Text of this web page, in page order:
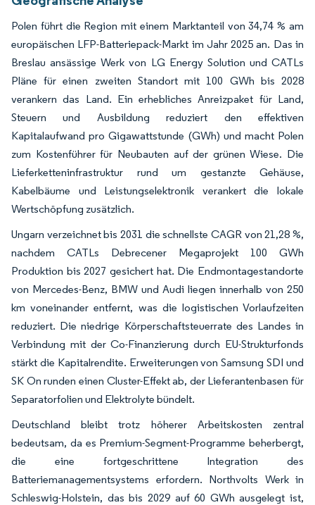
Polen führt die Region mit einem Marktanteil von 34,74 % am
europäischen LFP-Batteriepack-Markt im Jahr 2025 an. Das in
Breslau ansässige Werk von LG Energy Solution und CATLs
Pläne für einen zweiten Standort mit 100 GWh bis 2028
verankern das Land. Ein erhebliches Anreizpaket für Land,
Steuern und Ausbildung reduziert den effektiven
Kapitalaufwand pro Gigawattstunde (GWh) und macht Polen
zum Kostenführer für Neubauten auf der grünen Wiese. Die
Lieferketteninfrastruktur rund um gestanzte Gehäuse,
Kabelbäume und Leistungselektronik verankert die lokale
Wertschöpfung zusätzlich.
Ungarn verzeichnet bis 2031 die schnellste CAGR von 21,28 %,
nachdem CATLs Debrecener Megaprojekt 100 GWh
Produktion bis 2027 gesichert hat. Die Endmontagestandorte
von Mercedes-Benz, BMW und Audi liegen innerhalb von 250
km voneinander entfernt, was die logistischen Vorlaufzeiten
reduziert. Die niedrige Körperschaftsteuerrate des Landes in
Verbindung mit der Co-Finanzierung durch EU-Strukturfonds
stärkt die Kapitalrendite. Erweiterungen von Samsung SDI und
SK On runden einen Cluster-Effekt ab, der Lieferantenbasen für
Separatorfolien und Elektrolyte bündelt.
Deutschland bleibt trotz höherer Arbeitskosten zentral
bedeutsam, da es Premium-Segment-Programme beherbergt,
die eine fortgeschrittene Integration des
Batteriemanagementsystems erfordern. Northvolts Werk in
Schleswig-Holstein, das bis 2029 auf 60 GWh ausgelegt ist,